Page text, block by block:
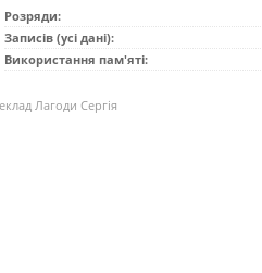
Розряди:
Записів (усі дані):
Використання пам'яті:
Лагоди Сергія